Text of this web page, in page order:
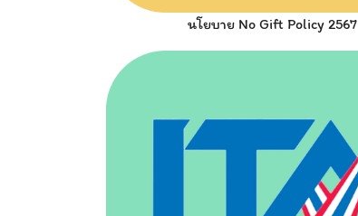
นโยบาย No Gift Policy 2567